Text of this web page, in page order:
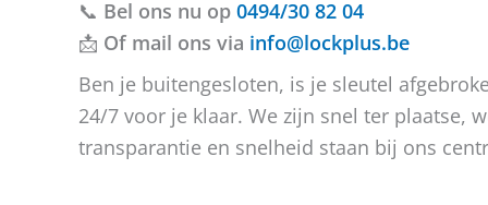
g
n
?
c
t
📞 Bel ons nu op 0494/30 82 04
📩 Of mail ons via info@lockplus.be
Ben je buitengesloten, is je sleutel
24/7 voor je klaar. We zijn snel ter plaatse,
transparantie en snelheid staan bij ons